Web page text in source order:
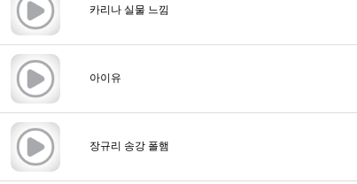
카리나 실물 느낌
아이유
장규리 송강 폴햄